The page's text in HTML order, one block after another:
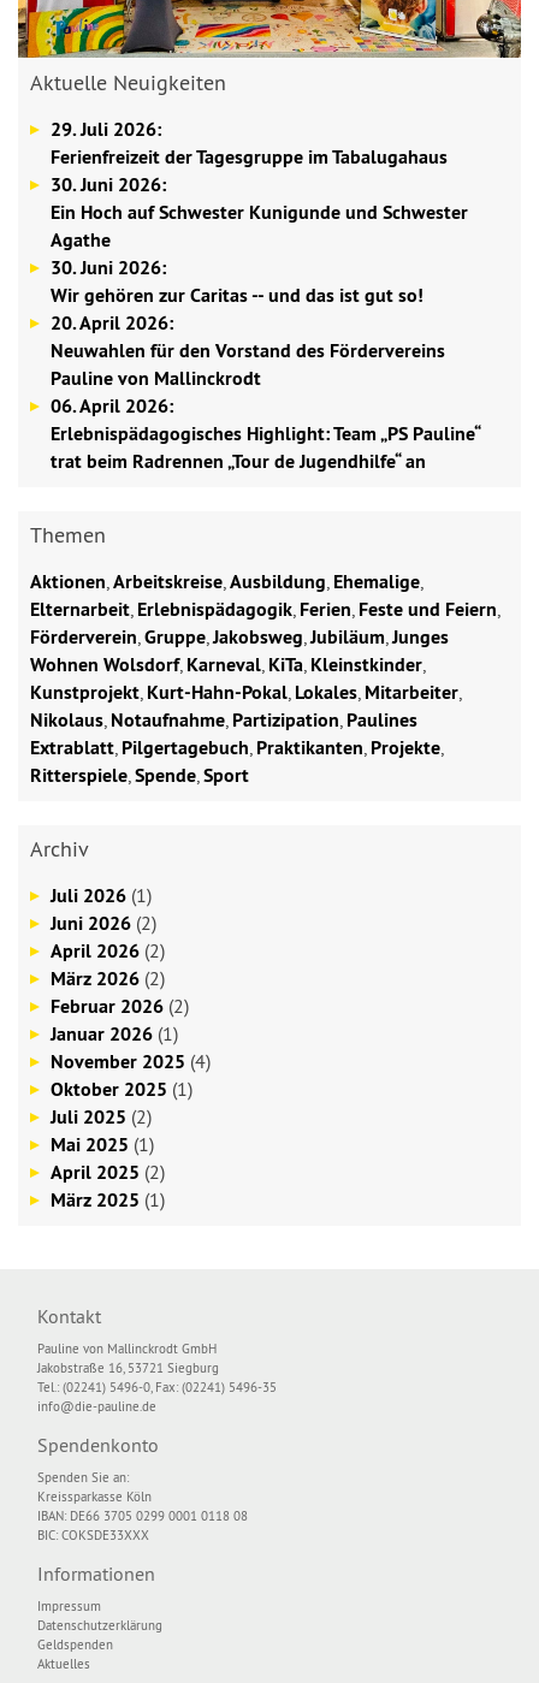
Aktuelle Neuigkeiten
29. Juli 2026:
Ferienfreizeit der Tagesgruppe im Tabalugahaus
30. Juni 2026:
Ein Hoch auf Schwester Kunigunde und Schwester
Agathe
30. Juni 2026:
Wir gehören zur Caritas -- und das ist gut so!
20. April 2026:
Neuwahlen für den Vorstand des Fördervereins
Pauline von Mallinckrodt
06. April 2026:
Erlebnispädagogisches Highlight: Team „PS Pauline“
trat beim Radrennen „Tour de Jugendhilfe“ an
Themen
Aktionen,Arbeitskreise,Ausbildung, Ehemalige,
Elternarbeit, Erlebnispädagogik, Ferien, Feste und Feiern,
Förderverein,Gruppe,Jakobsweg,Jubiläum,Junges
Wohnen Wolsdorf, Karneval, KiTa, Kleinstkinder,
Kunstprojekt, Kurt-Hahn-Pokal, Lokales, Mitarbeiter,
Nikolaus, Notaufnahme, Partizipation, Paulines
Extrablatt, Pilgertagebuch, Praktikanten, Projekte,
Ritterspiele,Spende,Sport
Archiv
Juli 2026 (1)
Juni 2026 (2)
April 2026 (2)
März 2026 (2)
Februar 2026 (2)
Januar 2026 (1)
November 2025 (4)
Oktober 2025 (1)
Juli 2025 (2)
Mai 2025 (1)
April 2025 (2)
März 2025 (1)
Kontakt
Pauline von Mallinckrodt GmbH
Jakobstraße 16, 53721 Siegburg
Tel.: (02241) 5496-0, Fax: (02241) 5496-35
info@die-pauline.de
Spendenkonto
Spenden Sie an:
Kreissparkasse Köln
IBAN: DE66 3705 0299 0001 0118 08
BIC: COKSDE33XXX
Informationen
Impressum
Datenschutzerklärung
Geldspenden
Aktuelles